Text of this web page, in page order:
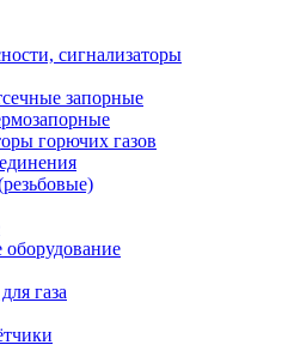
сигнализаторы
запорные
горючих газов
оборудование
газа